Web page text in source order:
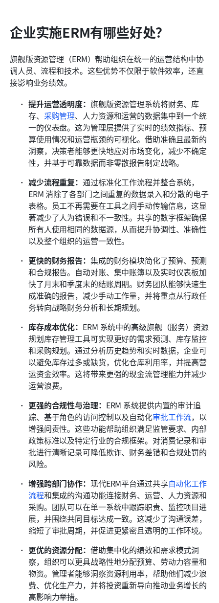
企业实施ERM有哪些好处？
旗舰版资源管理（ERM）帮助组织在统一的运营结构中协
调人员、流程和技术。这些优势不仅限于软件效率，还直
接影响业务绩效。
提升运营透明度： 旗舰版资源管理系统将财务、库
存、 采购管理、人力资源和运营的数据集中到一个统
一的仪表盘。这为管理层提供了实时的绩效指标、预
算使用情况和运营瓶颈的可视化。借助准确且最新的
洞察，决策者能够更快地应对市场变化，减少不确定
性，并基于可靠数据而非零散报告制定战略。
减少流程重复：通过标准化工作流程并整合系统，
ERM 消除了各部门之间重复的数据录入和分散的电子
表格。员工不再需要在工具之间手动传输信息，这显
著减少了人为错误和不一致性。共享的数字框架确保
所有人使用相同的数据源，从而提升协调性、准确性
以及整个组织的运营一致性。
更快的财务报告： 集成的财务模块简化了预算、预测
和合规报告。自动对账、集中账簿以及实时仪表板加
快了月末和季度末的结账周期。财务团队能够快速生
成准确的报告，减少手动工作量，并将重点从行政任
务转向战略财务分析和长期规划。
库存成本优化： ERM 系统中的高级旗舰（服务）资源
规划库存管理工具可实现更好的需求预测、库存监控
和采购规划。通过分析历史趋势和实时数据，企业可
以避免库存过多或缺货，优化仓库利用率，并提高营
运资金效率。这将带来更强的现金流管理能力并减少
运营浪费。
更强的合规性与治理： ERM 系统提供内置的审计追
踪、基于角色的访问控制以及自动化审批工作流，以
增强问责性。这些功能帮助组织满足监管要求、内部
政策标准以及特定行业的合规框架。对消费记录和审
批进行清晰记录可降低欺诈、财务差错和合规处罚的
风险。
增强跨部门协作： 现代ERM平台通过共享自动化工作
流程和集成的沟通功能连接财务、运营、人力资源和
采购。团队可以在单一系统中跟踪职责、监控项目进
展，并围绕共同目标达成一致。这减少了沟通误差，
缩短了审批周期，并促进更紧密且透明的工作环境。
更优的资源分配： 借助集中化的绩效和需求模式洞
察，组织可以更具战略性地分配预算、劳动力容量和
物资。管理者能够洞察资源利用率，帮助他们减少浪
费、优化生产力，并将投资重新导向推动业务增长的
高影响力举措。